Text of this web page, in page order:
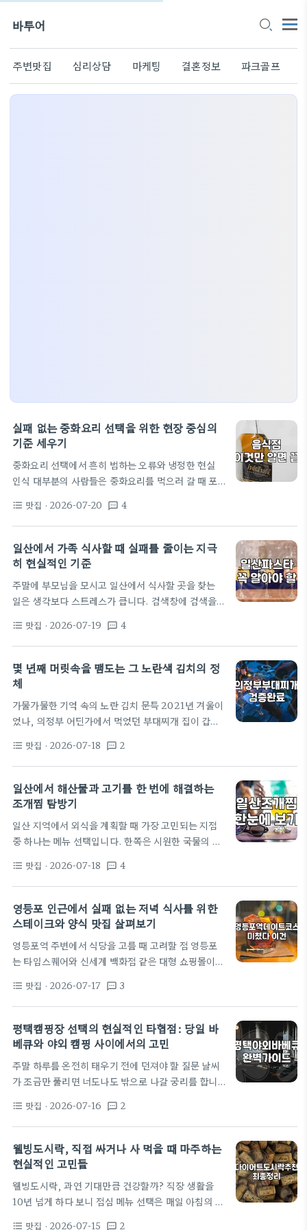
바투어
주변맛집 심리상담 마케팅 결혼정보 파크골프
실패 없는 중화요리 선택을 위한 현장 중심의
기준 세우기
중화요리 선택에서 흔히 범하는 오류와 냉정한 현실
인식 대부분의 사람들은 중화요리를 먹으러 갈 때 포
경향이 있다. 하지만 직장인들이 점심시간 1시간을 쪼
개어 방문하는 식당에서 가장 먼저 고려해야 할 것은
마케팅 요소가 아닌 조리 시스템이다. 화력이 핵심인
중식은 주문 후 음식이 나오는 속도가 곧 주방의 숙련
안에 나오는 곳은 회전율이 극도로 높다는 뜻이거나
미리 대량으로 조리해둔 면을 건져낼 뿐이라는 신호
다. 무조건 높은 별점만 쫓다 보면 뻔한 프랜차이즈의
format_list_bulleted 맛집 · 2026-07-20 textsms 4
일산에서 가족 식사할 때 실패를 줄이는 지극
히 현실적인 기준
주말에 부모님을 모시고 일산에서 식사할 곳을 찾는
일은 생각보다 스트레스가 큽니다. 검색창에 검색을
기가 쉽지 않기 때문입니다. 30대에 접어들면서 가족
식사 모임의 주도권을 쥐게 된 이후로, 저 역시 수많은
시행착오를 겪었습니다. 포털 사이트에 나오는 화려
한 리뷰와 평점만 믿고 찾아갔다가 낭패를 본 적이 한
다. 오랜만에 부모님이 일산에 오신다고 해서, 인스타
그램에서 이른바 일산찐맛집으로 소문난 세련된 양식
레스토랑을 예약했습니다. 1인당 4만 원대 중반의 코
format_list_bulleted 맛집 · 2026-07-19 textsms 4
몇 년째 머릿속을 맴도는 그 노란색 김치의 정
체
가물가물한 기억 속의 노란 김치 문득 2021년 겨울이
었나, 의정부 어딘가에서 먹었던 부대찌개 집이 갑자
개였는데, 왜인지 그 집에서 내어주던 그 노란색 무언
가가 계속 머릿속을 떠나질 않는다. 밥에 노란 물이 들
어있었던 건지, 아니면 김치가 노란색이었는지 도무
지 기억이 나질 않으니 답답할 노릇이다. 보통 식당에
데, 왜 그때 사진이라도 한 장 찍어두지 않았을까 하는
후회가 밀려온다. 분명히 노란 빛깔이 섞여 있었던 것
만은 확실한데, 강황을 넣은 밥이었을까 아니면 단무
format_list_bulleted 맛집 · 2026-07-18 textsms 2
일산에서 해산물과 고기를 한 번에 해결하는
조개찜 탐방기
일산 지역에서 외식을 계획할 때 가장 고민되는 지점
중 하나는 메뉴 선택입니다. 한쪽은 시원한 국물의 해
기 때문입니다. 최근에는 이러한 고민을 해결해 주는
조갈찜이나 조개구이 무한리필 형태의 식당들이 일산
곳곳에 자리 잡고 있는데, 특히 웨스턴돔이나 라페스
타 인근에는 이런 구성의 매장들이 자주 눈에 띕니다.
선호하는 편인데, 구성 요소들이 어떻게 조화를 이루
는지 살펴보는 것이 중요합니다. 조갈찜 구성의 특징
과 실질적 만족도 조갈찜은 이름 그대로 조개찜과 갈
format_list_bulleted 맛집 · 2026-07-18 textsms 4
영등포 인근에서 실패 없는 저녁 식사를 위한
스테이크와 양식 맛집 살펴보기
영등포역 주변에서 식당을 고를 때 고려할 점 영등포
는 타임스퀘어와 신세계 백화점 같은 대형 쇼핑몰이
녁이면 웬만한 식당은 웨이팅이 길어지기 일쑤라, 미
리 어디를 갈지 정하지 않고 무작정 나가면 식사 시간
을 놓치기 십상이죠. 특히 영등포역이나 타임스퀘어
내부의 식당가는 인기가 많지만, 가끔은 너무 복잡하
합니다. 그래서 저는 조금 한적한 분위기를 원할 때는
역 주변의 로컬 맛집이나 문래동 창작촌 방면으로 눈
을 돌리곤 합니다. 스테이크를 선택할 때의 현실적인
format_list_bulleted 맛집 · 2026-07-17 textsms 3
평택캠핑장 선택의 현실적인 타협점: 당일 바
베큐와 야외 캠핑 사이에서의 고민
주말 하루를 온전히 태우기 전에 던져야 할 질문 날씨
가 조금만 풀리면 너도나도 밖으로 나갈 궁리를 합니
켜고 고기를 굽는 평화로운 사진들이 넘쳐나니까요.
하지만 직장 생활로 다져진 피로를 안고 주말에 왕복
두 시간이 넘는 거리를 운전해 갈 때는 이야기가 달라
집니다. 특히 평택 근처는 접근성이 좋아 주말마다 많
이 나섰다가는 힐링은커녕 월요일 출근길에 몸살을 앓
기 십상입니다. 우리가 캠핑을 떠올릴 때 흔히 하는 실
수는 '자연 속에서의 휴식'이라는 이미지에만 매몰되
format_list_bulleted 맛집 · 2026-07-16 textsms 2
웰빙도시락, 직접 싸거나 사 먹을 때 마주하는
현실적인 고민들
웰빙도시락, 과연 기대만큼 건강할까? 직장 생활을
10년 넘게 하다 보니 점심 메뉴 선택은 매일 아침의 가
format_list_bulleted 맛집 · 2026-07-15 textsms 2